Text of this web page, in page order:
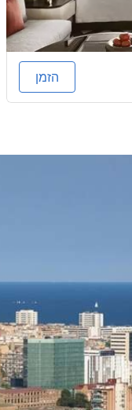
הזמן